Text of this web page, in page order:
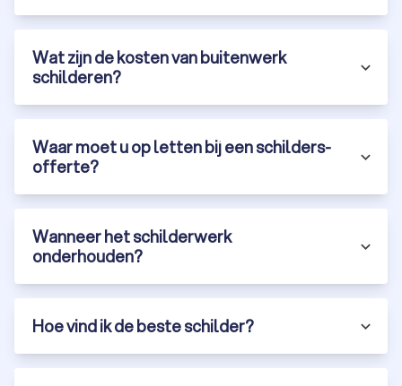
Wat zijn de kosten van buitenwerk
schilderen?
Waar moet u op letten bij een schilders-
offerte?
Wanneer het schilderwerk
onderhouden?
Hoe vind ik de beste schilder?